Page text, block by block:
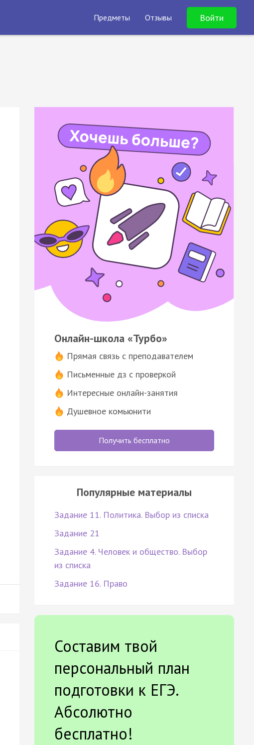
Предметы Отзывы Войти
Онлайн-школа «Турбо»
Прямая связь с преподавателем
Письменные дз с проверкой
Интересные онлайн-занятия
Душевное комьюнити
Получить бесплатно
Популярные материалы
Задание 11. Политика. Выбор из списка
Задание 21
Задание 4. Человек и общество. Выбор
из списка
Задание 16. Право
Составим твой
персональный план
подготовки к ЕГЭ.
Абсолютно
бесплатно!